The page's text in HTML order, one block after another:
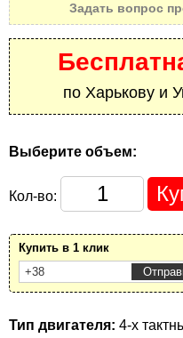
Задать вопрос
по Харькову и
Выберите объем:
Кол-во:
Купить в 1 клик
Тип двигателя: 4-х